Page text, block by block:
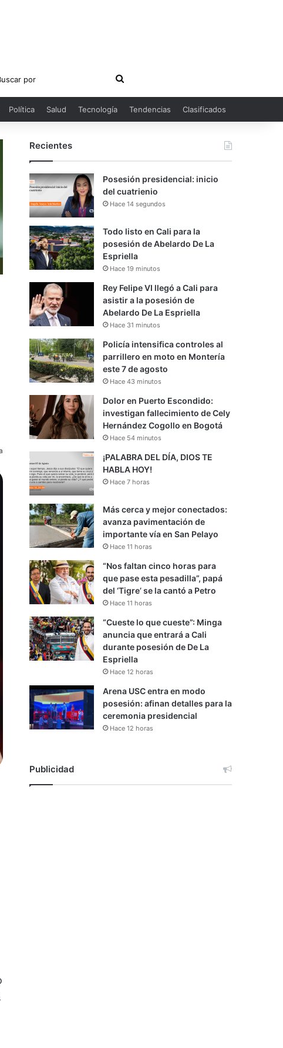
Buscar
por
Política Salud Tecnología Tendencias Clasificados
Recientes
Posesión presidencial: inicio
del cuatrienio
Hace 14 segundos
Todo listo en Cali para la
posesión de Abelardo De La
Espriella
Hace 19 minutos
Rey Felipe VI llegó a Cali para
asistir a la posesión de
Abelardo De La Espriella
Hace 31 minutos
Policía intensifica controles al
parrillero en moto en Montería
este 7 de agosto
Hace 43 minutos
Dolor en Puerto Escondido:
investigan fallecimiento de Cely
Hernández Cogollo en Bogotá
Hace 54 minutos
¡PALABRA DEL DÍA, DIOS TE
HABLA HOY!
Hace 7 horas
Más cerca y mejor conectados:
avanza pavimentación de
importante vía en San Pelayo
Hace 11 horas
“Nos faltan cinco horas para
que pase esta pesadilla”, papá
del ‘Tigre’ se la cantó a Petro
Hace 11 horas
“Cueste lo que cueste”: Minga
anuncia que entrará a Cali
durante posesión de De La
Espriella
Hace 12 horas
Arena USC entra en modo
posesión: afinan detalles para la
ceremonia presidencial
Hace 12 horas
Publicidad